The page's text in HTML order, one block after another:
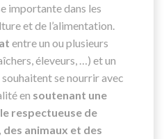
importante dans les
et de l’alimentation.
entre un ou plusieurs
éleveurs, …) et un
se nourrir avec
en soutenant une
respectueuse de
des animaux et des